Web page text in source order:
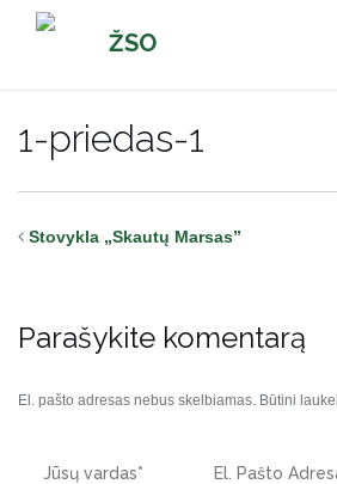
Pereiti
ŽSO
1-priedas-1
Stovykla „Skautų Marsas”
Parašykite komentarą
El. pašto adresas nebus skelbiamas. Būtini